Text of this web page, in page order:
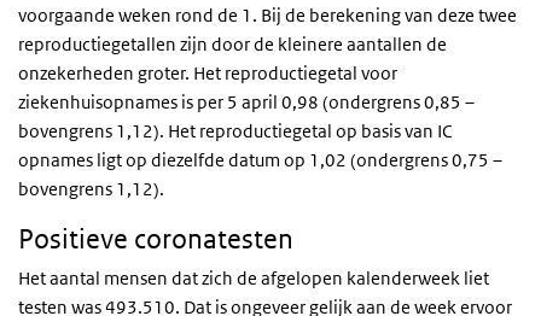
voorgaande weken rond de 1. Bij de berekening van deze twee
reproductiegetallen zijn door de kleinere aantallen de
onzekerheden groter. Het reproductiegetal voor
ziekenhuisopnames is per 5 april 0,98 (ondergrens 0,85 –
bovengrens 1,12). Het reproductiegetal op basis van IC
opnames ligt op diezelfde datum op 1,02 (ondergrens 0,75 –
bovengrens 1,12).
Positieve coronatesten
Het aantal mensen dat zich de afgelopen kalenderweek liet
testen was 493.510. Dat is ongeveer gelijk aan de week ervoor